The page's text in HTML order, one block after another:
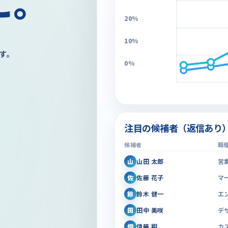
20%
10%
0%
注目の候補者（返信あり
候補者 職
山 山田 太郎
営
佐 佐藤 花子
マ
鈴 鈴木 健一
エ
田 田中 美咲
デ
伊 伊藤 翔 カ